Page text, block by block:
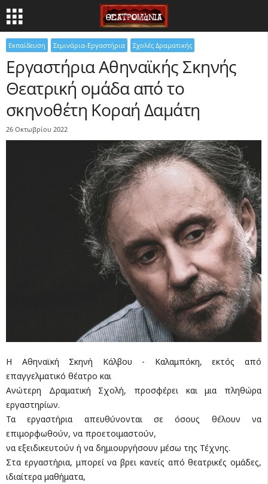
Εκπαίδευση Σεμινάρια-Εργαστήρια Σχολές Δραματικής
Εργαστήρια Αθηναϊκής Σκηνής
Θεατρική ομάδα από το
σκηνοθέτη Κοραή Δαμάτη
26 Οκτωβρίου 2022
Η Αθηναϊκή Σκηνή Κάλβου - Καλαμπόκη, εκτός από
επαγγελματικό θέατρο και
Ανώτερη Δραματική Σχολή, προσφέρει και μια πληθώρα
εργαστηρίων.
Τα εργαστήρια απευθύνονται σε όσους θέλουν να
επιμορφωθούν, να προετοιμαστούν,
να εξειδικευτούν ή να δημιουργήσουν μέσω της Τέχνης.
Στα εργαστήρια, μπορεί να βρει κανείς από θεατρικές ομάδες,
ιδιαίτερα μαθήματα,